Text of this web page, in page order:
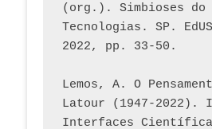
(org.). Simbioses do
Tecnologias. SP.
2022, pp. 33-50.
Lemos, A. O
Latour (1947-2022).
Interfaces